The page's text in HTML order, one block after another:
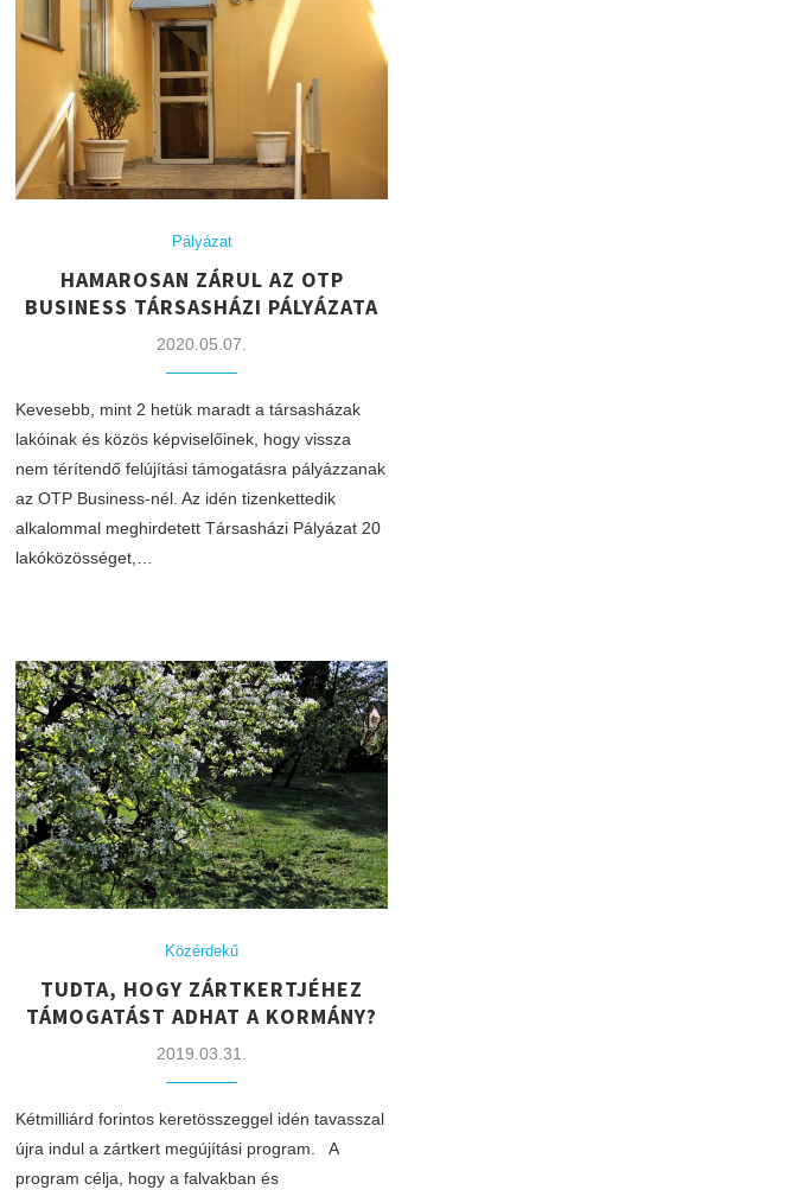
Pályázat
HAMAROSAN ZÁRUL AZ OTP
BUSINESS TÁRSASHÁZI PÁLYÁZATA
2020.05.07.
Kevesebb, mint 2 hetük maradt a társasházak
lakóinak és közös képviselőinek, hogy vissza
nem térítendő felújítási támogatásra pályázzanak
az OTP Business-nél. Az idén tizenkettedik
alkalommal meghirdetett Társasházi Pályázat 20
lakóközösséget,…
Közérdekű
TUDTA, HOGY ZÁRTKERTJÉHEZ
TÁMOGATÁST ADHAT A KORMÁNY?
2019.03.31.
Kétmilliárd forintos keretösszeggel idén tavasszal
újra indul a zártkert megújítási program. A
program célja, hogy a falvakban és